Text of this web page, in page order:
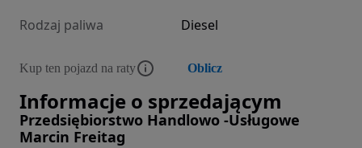
Rodzaj paliwa Diesel
Kup ten pojazd na raty Oblicz
Informacje o sprzedającym
Przedsiębiorstwo Handlowo -Usługowe
Marcin Freitag